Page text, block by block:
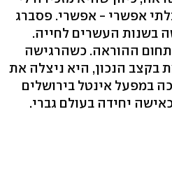
אפשרי - אפשרי. פסברג
בשנות העשרים לחייה.
ההוראה. כשהרגישה
בקצב הנכון, היא ניצלה את
במפעל אינטל בירושלים
יחידה בעולם גברי.